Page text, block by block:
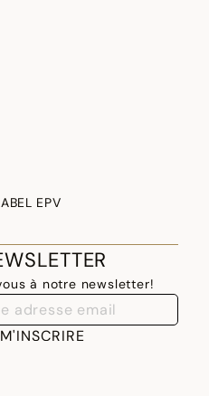
EPV
à notre newsletter!
M'INSCRIRE